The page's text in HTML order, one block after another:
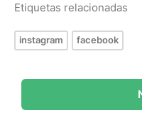
Etiquetas relacionadas
instagram facebook